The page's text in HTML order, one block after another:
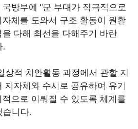
방부에 "군 부대가 적극적으로
체를 도와서 구조 활동이 원활
다해 최선을 다해주기 바란
.
상적 치안활동 과정에서 관할 지
지자체와 수시로 공유하여 유기
으로 이뤄질 수 있도록 체계를
습니다.